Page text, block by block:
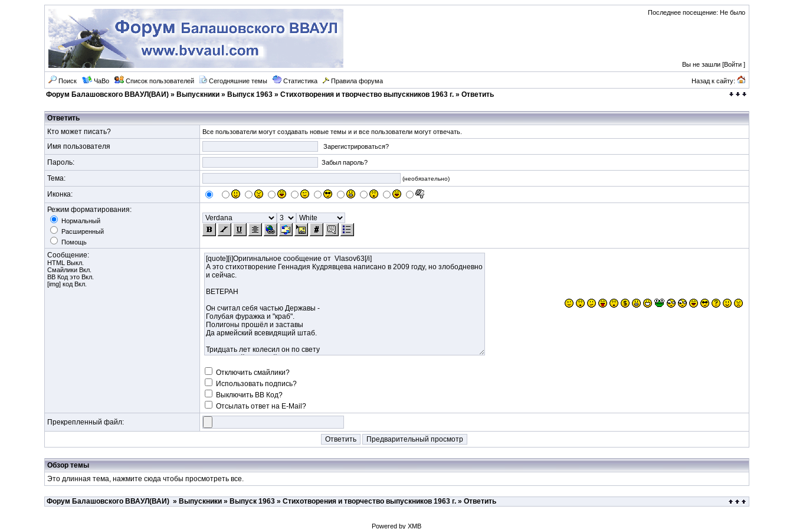
Последнее посещение: Не было
Вы не зашли [Войти]
Поиск ЧаВо Список пользователей Сегодняшние темы Статистика Правила форума Назад к сайту:
Форум Балашовского ВВАУЛ(ВАИ)» Выпускники» Выпуск 1963» Стихотворения и творчество выпускников 1963 г.» Ответить
Ответить
Кто может писать?
Все пользователи могут создавать новые темы и и все пользователи могут отвечать.
Имя пользователя Зарегистрироваться?
Пароль: Забыл пароль?
Тема: (необязательно)
Иконка:
Режим форматирования:
Нормальный
Расширенный
Помощь
Сообщение:
HTML Выкл.
Смайлики Вкл.
BB Кодэто Вкл.
[img] код Вкл.
Отключить смайлики?
Использовать подпись?
Выключить BB Код?
Отсылать ответ на E-Mail?
Прекрепленный файл:
Обзор темы
Это длинная тема, нажмите сюдачтобы просмотреть все.
Форум Балашовского ВВАУЛ(ВАИ)» Выпускники» Выпуск 1963» Стихотворения и творчество выпускников 1963 г.» Ответить
Powered by XMB